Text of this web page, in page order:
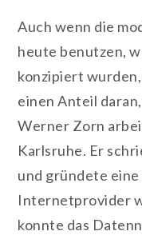
Auch wenn die
heute benutzen,
konzipiert
einen Anteil
Werner Zorn
Karlsruhe. Er
und gründete
Internetprovider
konnte das